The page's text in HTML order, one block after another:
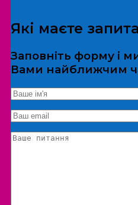
*Дані не
Екскурсія/локація
Які маєте
Заповніть форму і
Вами найближчим